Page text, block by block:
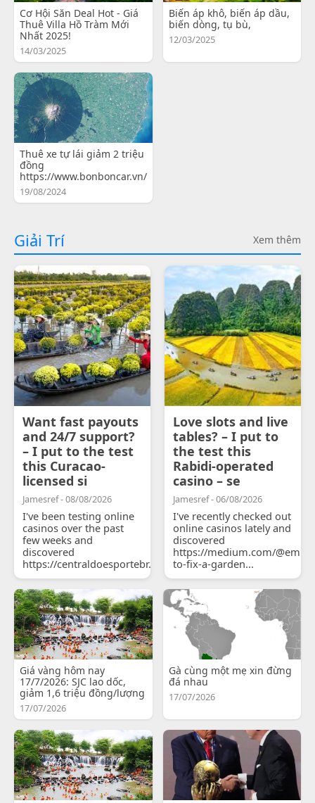
Cơ Hội Săn Deal Hot - Giá
Thuê Villa Hồ Tràm Mới
Nhất 2025!
14/03/2025
Biến áp khô, biến áp dầu,
biến dòng, tụ bù,
12/03/2025
Thuê xe tự lái giảm 2 triệu
đồng
https://www.bonboncar.vn/
19/08/2024
Giải Trí Xem thêm
Want fast payouts
and 24/7 support?
– I put to the test
this Curacao-
licensed si
Jamesref - 08/08/2026
I've been testing online
casinos over the past
few weeks and
discovered
https://centraldoesportebr.substack.com/p/cucure...
Love slots and live
tables? – I put to
the test this
Rabidi-operated
casino – se
Jamesref - 06/08/2026
I've recently checked out
online casinos lately and
discovered
https://medium.com/
to-fix-a-garden...
Giá vàng hôm nay
17/7/2026: SJC lao dốc,
giảm 1,6 triệu đồng/lượng
17/07/2026
Gà cùng một mẹ xin đừng
đá nhau
17/07/2026